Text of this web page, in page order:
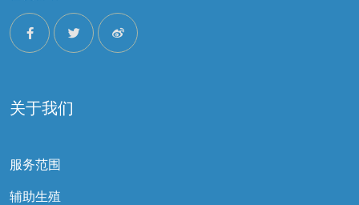
关于我们
服务范围
辅助生殖